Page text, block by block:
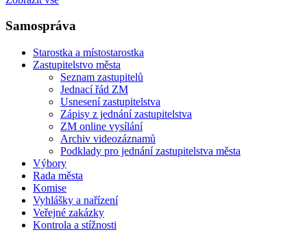
Samospráva
Starostka a místostarostka
Zastupitelstvo města
Seznam zastupitelů
Jednací řád ZM
Usnesení zastupitelstva
Zápisy z jednání zastupitelstva
ZM online vysílání
Archiv videozáznamů
Podklady pro jednání zastupitelstva města
Výbory
Rada města
Komise
Vyhlášky a nařízení
Veřejné zakázky
Kontrola a stížnosti